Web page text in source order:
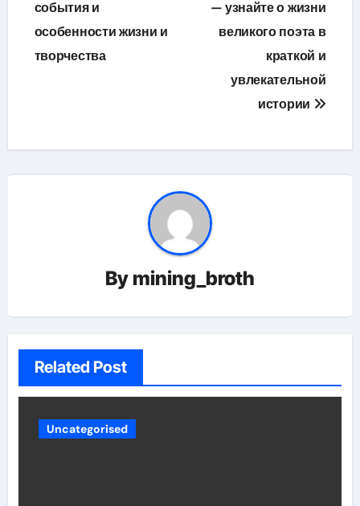
записям
события и
особенности жизни и
творчества
— узнайте о жизни
великого поэта в
краткой и
увлекательной
истории
By mining_broth
Related Post
Uncategorised